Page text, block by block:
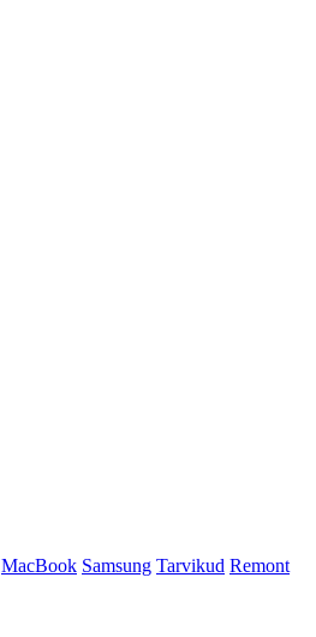
MacBook Samsung Tarvikud Remont